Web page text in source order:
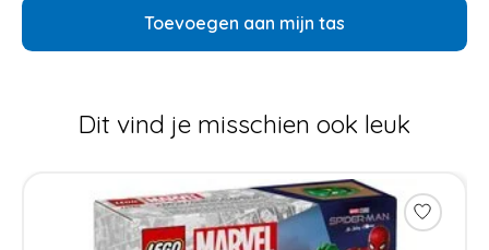
Toevoegen aan mijn tas
Dit vind je misschien ook leuk
Items van productcarrousel